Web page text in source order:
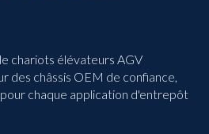
chariots élévateurs AGV
des châssis OEM de confiance,
chaque application d'entrepôt